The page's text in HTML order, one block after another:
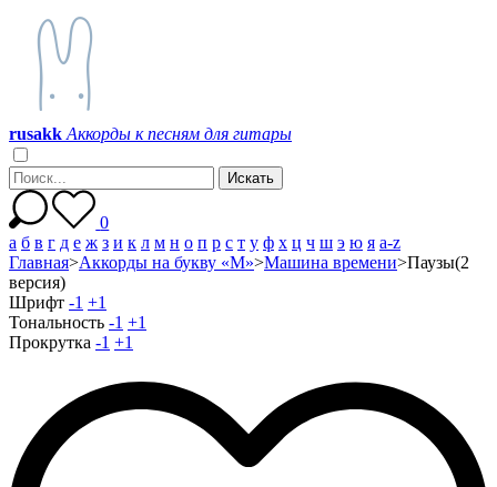
rusakk Аккорды к песням для гитары
0
а б в г д е ж з и к л м н о п р с т у ф х ц ч ш э ю я a-z
Главная>Аккорды на букву «М»>Машина времени>Паузы(2
версия)
Шрифт -1 +1
Тональность -1 +1
Прокрутка -1 +1